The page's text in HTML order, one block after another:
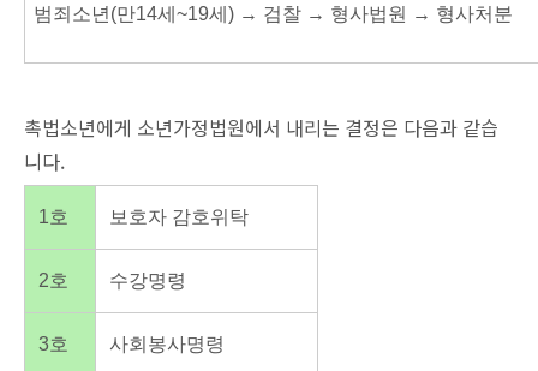
범죄소년(만14세~19세) → 검찰 → 형사법원 → 형사처분
촉법소년에게 소년가정법원에서 내리는 결정은 다음과 같습
니다.
1호 보호자 감호위탁
2호 수강명령
3호 사회봉사명령